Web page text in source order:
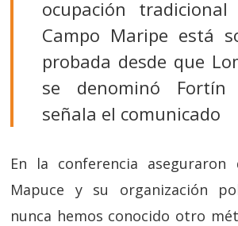
ocupación
Campo Maripe está
probada desde que
se denominó Fortín
señala el comunicado
En la conferencia aseguraron
Mapuce y su organización
nunca hemos conocido otro